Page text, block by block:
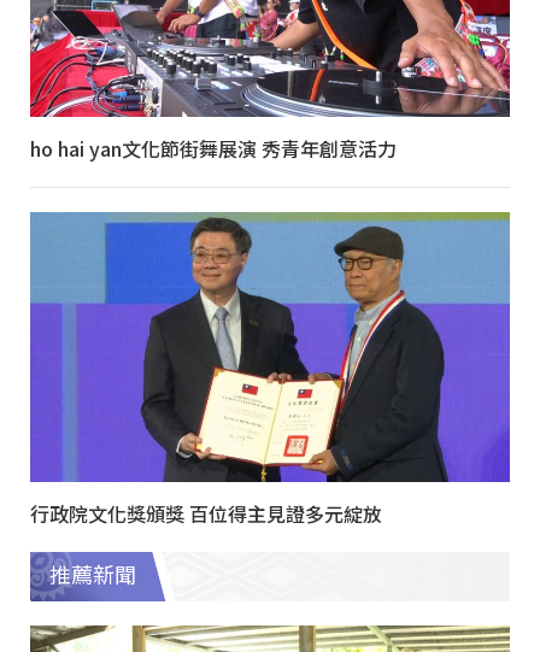
ho hai yan文化節街舞展演 秀青年創意活力
行政院文化獎頒獎 百位得主見證多元綻放
推薦新聞